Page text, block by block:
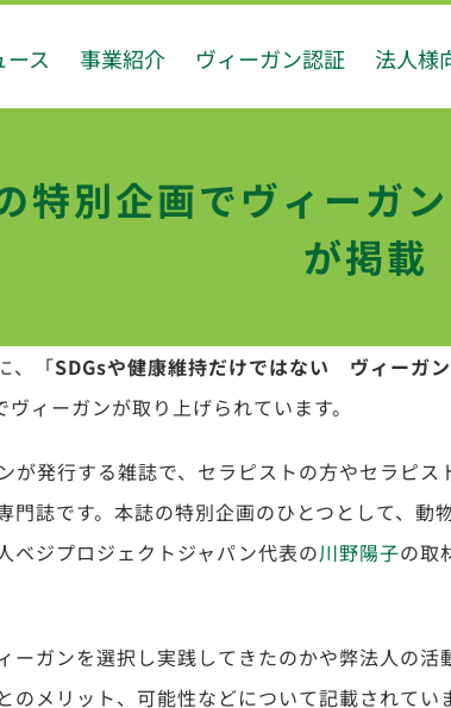
ース 事業紹介 ヴィーガン認証 法人様
特別企画でヴィーガ
が掲載
、「SDGsや健康維持だけではない ヴィーガ
ヴィーガンが取り上げられています。
が発行する雑誌で、セラピストの方やセラピス
門誌です。本誌の特別企画のひとつとして、動
ベジプロジェクトジャパン代表の川野陽子の取
ーガンを選択し実践してきたのかや弊法人の活
のメリット、可能性などについて記載されてい